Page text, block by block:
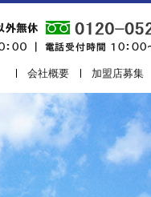
会社概要 加盟店募集